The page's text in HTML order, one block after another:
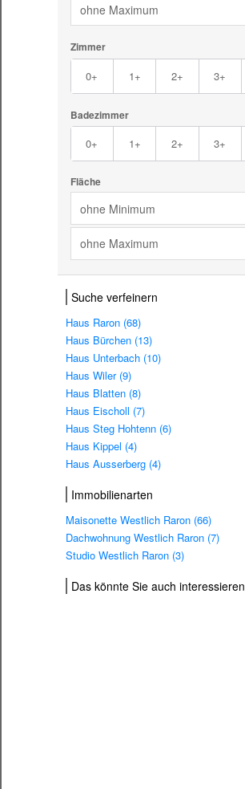
ohne Maximum
Zimmer
0+ 1+ 2+ 3+
Badezimmer
0+ 1+ 2+ 3+
Fläche
ohne Minimum
ohne Maximum
Suche verfeinern
Haus Raron (68)
Haus Bürchen (13)
Haus Unterbach (10)
Haus Wiler (9)
Haus Blatten (8)
Haus Eischoll (7)
Haus Steg Hohtenn (6)
Haus Kippel (4)
Haus Ausserberg (4)
Immobilienarten
Maisonette Westlich Raron (66)
Dachwohnung Westlich Raron (7)
Studio Westlich Raron (3)
Das könnte Sie auch interessieren